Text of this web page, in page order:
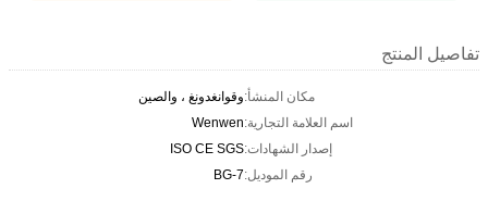
تفاصيل المنتج
مكان المنشأ:وقوانغدونغ ، والصين
اسم العلامة التجارية:Wenwen
إصدار الشهادات:ISO CE SGS
رقم الموديل:BG-7